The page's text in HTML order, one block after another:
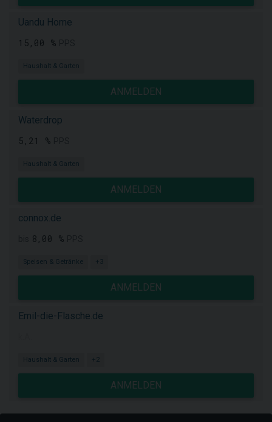
Uandu Home
15,00 %
Haushalt & Garten
ANMELDEN
Waterdrop
5,21 %
Haushalt & Garten
ANMELDEN
connox.de
8,00 %
Speisen & Getränke +3
ANMELDEN
Emil-die-Flasche.de
Haushalt & Garten +2
ANMELDEN